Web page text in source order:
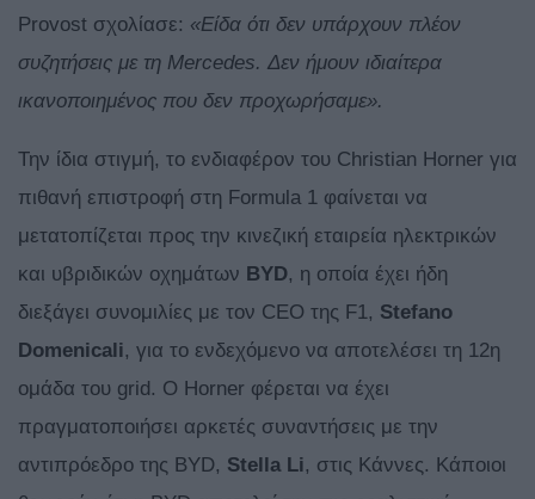
Provost σχολίασε: «Είδα ότι δεν υπάρχουν πλέον
συζητήσεις με τη Mercedes. Δεν ήμουν ιδιαίτερα
ικανοποιημένος που δεν προχωρήσαμε».
Την ίδια στιγμή, το ενδιαφέρον του Christian Horner για
πιθανή επιστροφή στη Formula 1 φαίνεται να
μετατοπίζεται προς την κινεζική εταιρεία ηλεκτρικών
και υβριδικών οχημάτων BYD, η οποία έχει ήδη
διεξάγει συνομιλίες με τον CEO της F1, Stefano
Domenicali, για το ενδεχόμενο να αποτελέσει τη 12η
ομάδα του grid. Ο Horner φέρεται να έχει
πραγματοποιήσει αρκετές συναντήσεις με την
αντιπρόεδρο της BYD, Stella Li, στις Κάννες. Κάποιοι